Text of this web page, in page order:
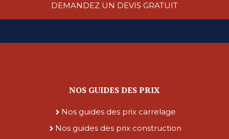
DEMANDEZ UN DEVIS GRATUIT
NOS GUIDES DES PRIX
Nos guides des prix carrelage
Nos guides des prix construction